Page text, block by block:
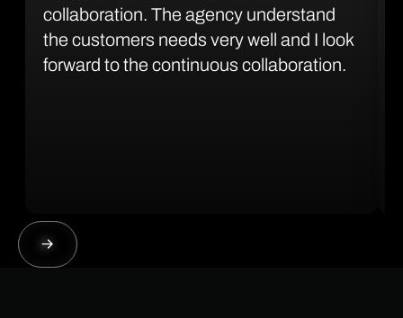
collaboration. The agency understand
the customers needs very well and I look
forward to the continuous collaboration.